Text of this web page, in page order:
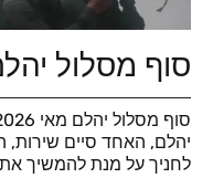
סוף מסלול יהלם
יהלם, האחד סיים שירות,
לחניך על מנת להמשיך